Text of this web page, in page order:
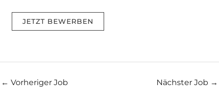
JETZT BEWERBEN
← Vorheriger Job Nächster Job →